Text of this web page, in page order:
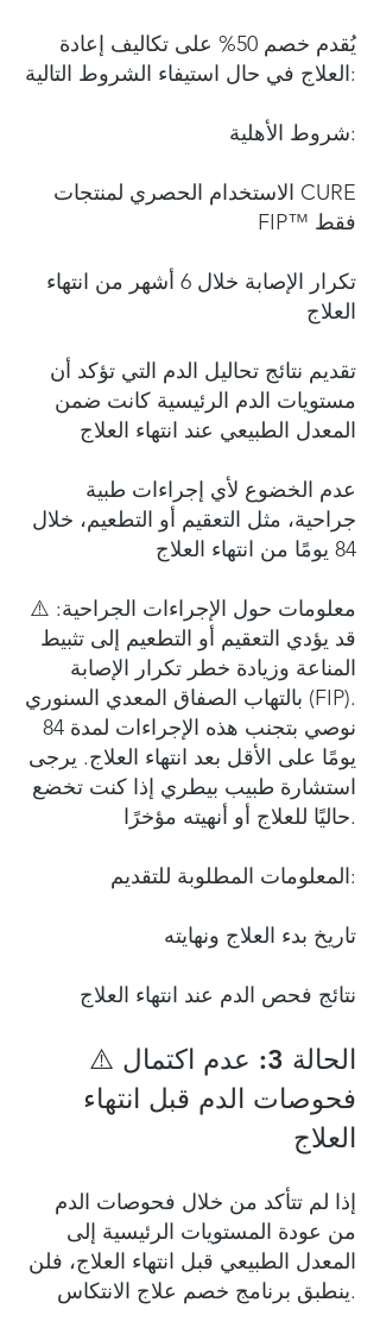
يُقدم خصم 50% على تكاليف إعادة
العلاج في حال استيفاء الشروط التالية:
شروط الأهلية:
الاستخدام الحصري لمنتجات CURE
FIP™ فقط
تكرار الإصابة خلال 6 أشهر من انتهاء
العلاج
تقديم نتائج تحاليل الدم التي تؤكد أن
مستويات الدم الرئيسية كانت ضمن
المعدل الطبيعي عند انتهاء العلاج
عدم الخضوع لأي إجراءات طبية
جراحية، مثل التعقيم أو التطعيم، خلال
84 يومًا من انتهاء العلاج
⚠️ معلومات حول الإجراءات الجراحية:
قد يؤدي التعقيم أو التطعيم إلى تثبيط
المناعة وزيادة خطر تكرار الإصابة
بالتهاب الصفاق المعدي السنوري (FIP).
نوصي بتجنب هذه الإجراءات لمدة 84
يومًا على الأقل بعد انتهاء العلاج. يرجى
استشارة طبيب بيطري إذا كنت تخضع
حاليًا للعلاج أو أنهيته مؤخرًا.
المعلومات المطلوبة للتقديم:
تاريخ بدء العلاج ونهايته
نتائج فحص الدم عند انتهاء العلاج
⚠️ الحالة 3: عدم اكتمال
فحوصات الدم قبل انتهاء
العلاج
إذا لم تتأكد من خلال فحوصات الدم
من عودة المستويات الرئيسية إلى
المعدل الطبيعي قبل انتهاء العلاج، فلن
ينطبق برنامج خصم علاج الانتكاس.